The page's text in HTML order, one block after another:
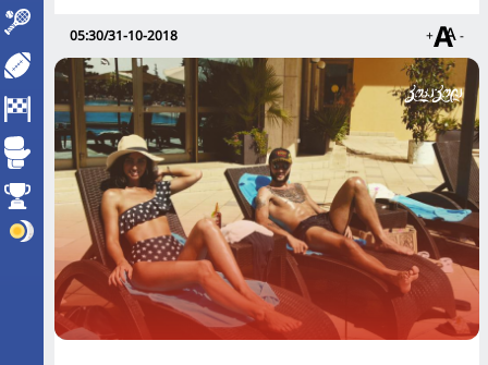
05:30/31-10-2018 + -